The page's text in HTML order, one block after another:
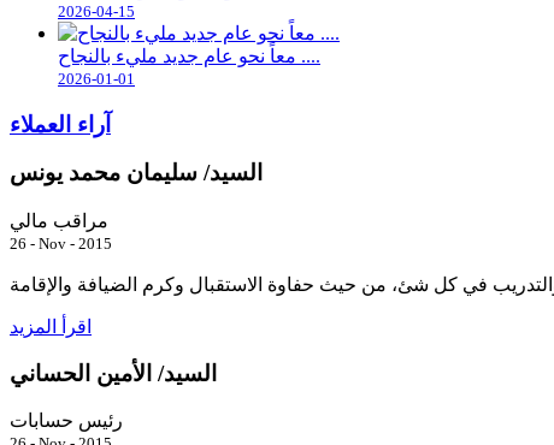
2026-04-15
معاً نحو عام جديد مليء بالنجاح ....
2026-01-01
آراء العملاء
السيد/ سليمان محمد يونس
مراقب مالي
26 - Nov - 2015
اقرأ المزيد
السيد/ الأمين الحساني
رئيس حسابات